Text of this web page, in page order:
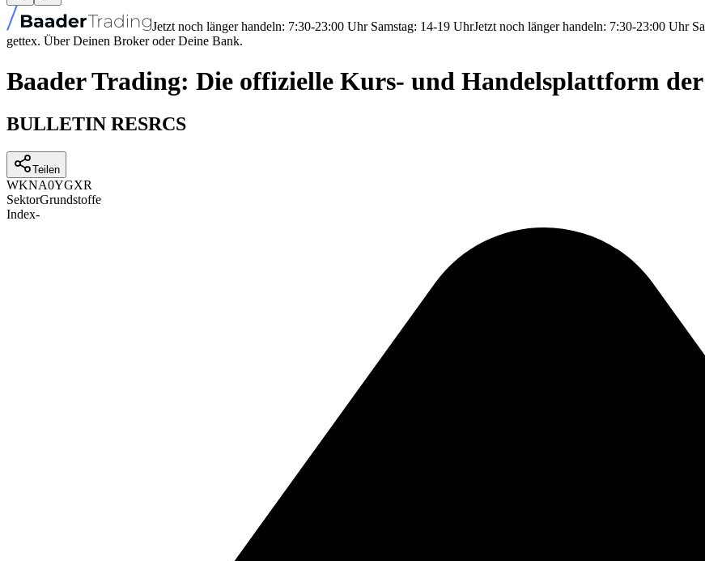
Jetzt noch länger handeln: 7:30-23:00 Uhr Samstag: 14-19 UhrJetzt noch länger handeln: 7:30-23:00 Uhr
gettex. Über Deinen Broker oder Deine Bank.
Baader Trading: Die offizielle Kurs- und Handelsplattform
BULLETIN RESRCS
Teilen
WKNA0YGXR
SektorGrundstoffe
Index-